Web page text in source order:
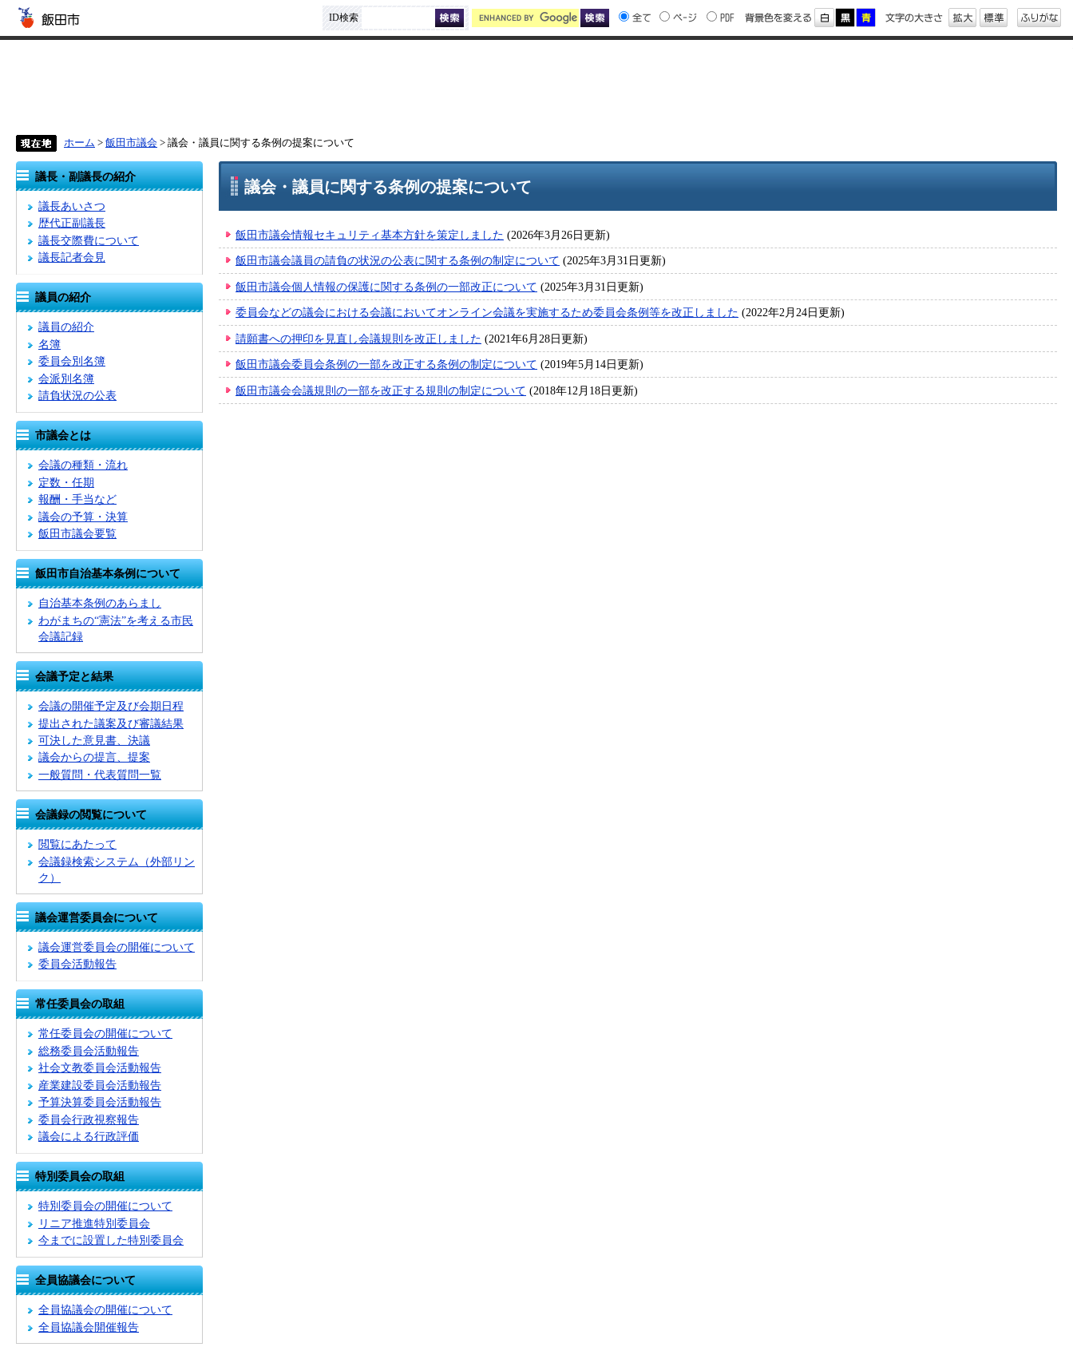
ID検索
ホーム > 飯田市議会 > 議会・議員に関する条例の提案について
議長・副議長の紹介
議長あいさつ
歴代正副議長
議長交際費について
議長記者会見
議員の紹介
議員の紹介
名簿
委員会別名簿
会派別名簿
請負状況の公表
市議会とは
会議の種類・流れ
定数・任期
報酬・手当など
議会の予算・決算
飯田市議会要覧
飯田市自治基本条例について
自治基本条例のあらまし
わがまちの“憲法”を考える市民
会議記録
会議予定と結果
会議の開催予定及び会期日程
提出された議案及び審議結果
可決した意見書、決議
議会からの提言、提案
一般質問・代表質問一覧
会議録の閲覧について
閲覧にあたって
会議録検索システム （外部リン
ク）
議会運営委員会について
議会運営委員会の開催について
委員会活動報告
常任委員会の取組
常任委員会の開催について
総務委員会活動報告
社会文教委員会活動報告
産業建設委員会活動報告
予算決算委員会活動報告
委員会行政視察報告
議会による行政評価
特別委員会の取組
特別委員会の開催について
リニア推進特別委員会
今までに設置した特別委員会
全員協議会について
全員協議会の開催について
全員協議会開催報告
議会・議員に関する条例の提案について
飯田市議会情報セキュリティ基本方針を策定しました (2026年3月26日更新)
飯田市議会議員の請負の状況の公表に関する条例の制定について (2025年3月31日更新)
飯田市議会個人情報の保護に関する条例の一部改正について (2025年3月31日更新)
委員会などの議会における会議においてオンライン会議を実施するため委員会条例等を改正しました (2022年2月24日更新)
請願書への押印を見直し会議規則を改正しました (2021年6月28日更新)
飯田市議会委員会条例の一部を改正する条例の制定について (2019年5月14日更新)
飯田市議会会議規則の一部を改正する規則の制定について (2018年12月18日更新)